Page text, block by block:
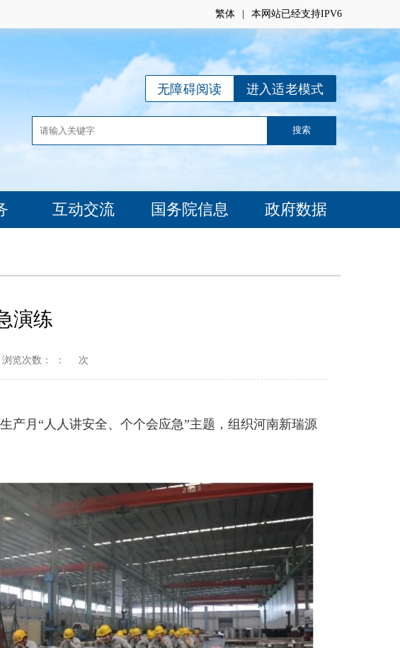
繁体 本网站已经支持IPV6
进入适老模式
无障碍阅读
互动交流 国务院信息 政府数据
演练
浏览次数： ： 次
产月“人人讲安全、个个会应急”主题，组织河南新瑞源